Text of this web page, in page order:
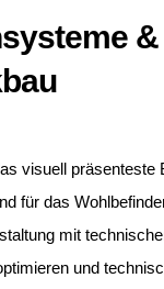
&
visuell präsenteste
für das
mit
und